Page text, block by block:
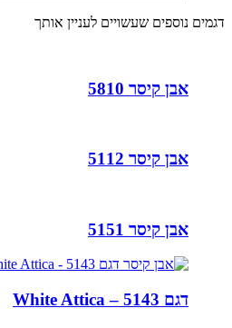
דגמים נוספים שעשויים לעניין אותך
אבן קיסר 5810
אבן קיסר 5112
אבן קיסר 5151
דגם 5143 – White Attica